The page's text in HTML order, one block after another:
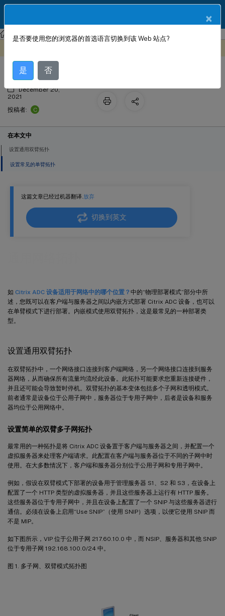
NetScaler Citrix ADC 12.1
这篇文章已经过机器翻译.放弃
切换到英文
如 Citrix ADC 设备适用于网络中的哪个位置？ 中的“物理部署模式”部分中所
述，您既可以在客户端与服务器之间以内嵌方式部署 Citrix ADC 设备，也可以
在单臂模式下进行部署。内嵌模式使用双臂拓扑，这是最常见的一种部署类
型。
设置通用双臂拓扑
在双臂拓扑中，一个网络接口连接到客户端网络，另一个网络接口连接到服务
器网络，从而确保所有流量均流经此设备。此拓扑可能要求您重新连接硬件，
并且还可能会导致暂时停机。双臂拓扑的基本变体包括多个子网和透明模式。
前者通常是设备位于公用子网中，服务器位于专用子网中，后者是设备和服务
器均位于公用网络中。
设置简单的双臂多子网拓扑
最常用的一种拓扑是将 Citrix ADC 设备置于客户端与服务器之间，并配置一个
虚拟服务器来处理客户端请求。此配置在客户端与服务器位于不同的子网中时
使用。在大多数情况下，客户端和服务器分别位于公用子网和专用子网中。
例如，假设在双臂模式下部署的设备用于管理服务器 S1、S2 和 S3，在设备上
配置了一个 HTTP 类型的虚拟服务器，并且这些服务器上运行有 HTTP 服务。
这些服务器位于专用子网中，并且在设备上配置了一个 SNIP 与这些服务器进行
通信。必须在设备上启用“Use SNIP”（使用 SNIP）选项，以便它使用 SNIP 而
不是 MIP。
如下图所示，VIP 位于公用子网 217.60.10.0 中，而 NSIP、服务器和其他 SNIP
位于专用子网 192.168.100.0/24 中。
图 1. 多子网、双臂模式拓扑图
通用网络拓扑
December 20,
2021
投稿者:
C
在本文中
设置通用双臂拓扑
设置常见的单臂拓扑
×
是否要使用您的浏览器的首选语言切换到该 Web 站点?
是 否